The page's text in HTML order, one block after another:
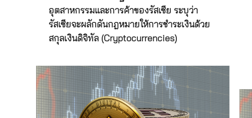
อุตสาหกรรมและการค้าของรัสเซีย ระบุว่า
รัสเซียจะผลักดันกฎหมายให้การชำระเงินด้วย
สกุลเงินดิจิทัล (Cryptocurrencies)